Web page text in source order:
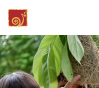
Skip
content
Search
for: